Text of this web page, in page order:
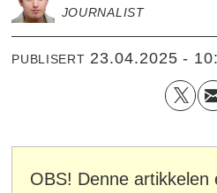
JOURNALIST
PUBLISERT 23.04.2025 -
OBS! Denne